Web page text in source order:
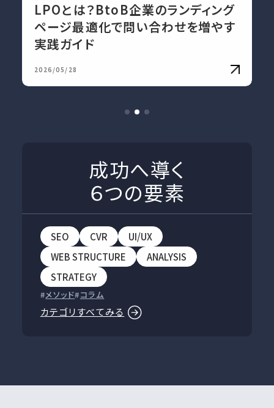
LPOとは？BtoB企業のランディング
ページ最適化で問い合わせを増やす
実践ガイド
2026/05/28
成功へ導く
６つの要素
SEO CVR
UI/UX
WEB STRUCTURE
ANALYSIS
STRATEGY
メソッド コラム
カテゴリすべてみる